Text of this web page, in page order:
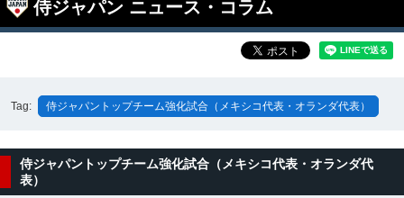
侍ジャパン ニュース・コラム
Tag: 侍ジャパントップチーム強化試合（メキシコ代表・オランダ代表）
侍ジャパントップチーム強化試合（メキシコ代表・オランダ代
表）